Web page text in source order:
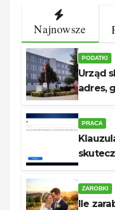
Najnowsze
PODATKI
Urząd
adres,
PRACA
ZAROBKI
Ile